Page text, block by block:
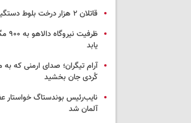
قاتلان ۲ هزار درخت بلوط دستگیر شدند
یابد
آرام تیگران؛ صدای ارمنی که
کُردی جان بخشید
نایب‌رئیس بوندستاگ خواستار
آلمان شد